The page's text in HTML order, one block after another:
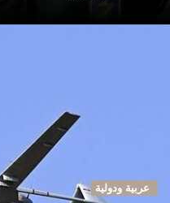
عربية ودولية